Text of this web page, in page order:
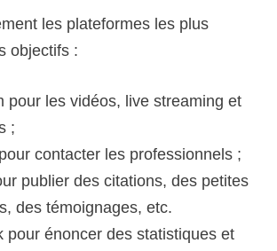
les plateformes les plus
objectifs :
pour les vidéos, live streaming et
;
contacter les professionnels ;
publier des citations, des petites
des témoignages, etc.
pour énoncer des statistiques et